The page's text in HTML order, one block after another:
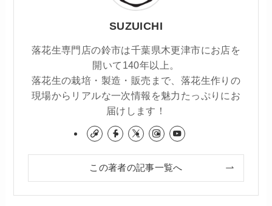
SUZUICHI
落花生専門店の鈴市は千葉県木更津市にお店を
開いて140年以上。
落花生の栽培・製造・販売まで、落花生作りの
現場からリアルな一次情報を魅力たっぷりにお
届けします！
この著者の記事一覧へ